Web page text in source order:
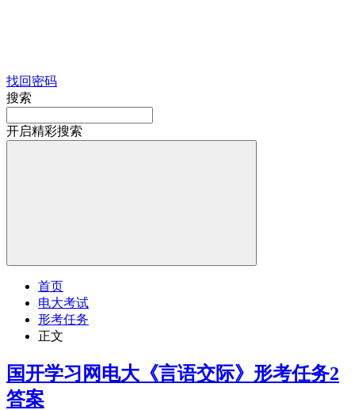
找回密码
搜索
开启精彩搜索
首页
电大考试
形考任务
正文
国开学习网电大《言语交际》形考任务2
答案